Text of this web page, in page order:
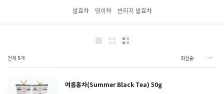
발효차 덩이차 빈티지 발효차
전체 5개
여름홍차(Summer Black Tea) 50g